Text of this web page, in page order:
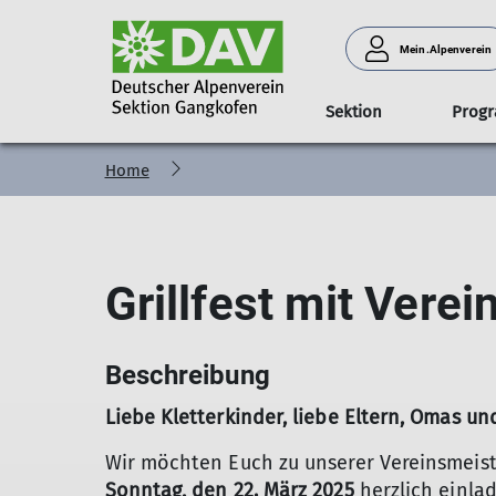
Mein.Alpenverein
Sektion
Vorstand Tourenleiter
Touren
Jugend Familien SeniorenKletterhalle
Hüttenbesuch
Jugend Familien Senioren Bergsteigen-
Verleih
Home
Grillfest mit
Beschreibung
Liebe Kletterkinder, liebe Eltern, Omas
Wir möchten Euch zu unserer
Sonntag, den 22. März 2025herzlich